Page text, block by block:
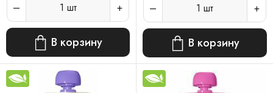
1 шт
В корзину
1 шт
В корзину